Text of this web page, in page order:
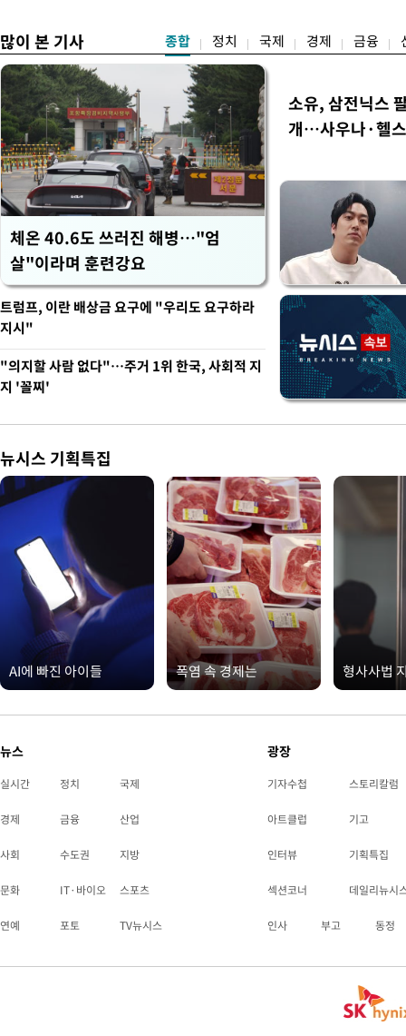
많이 본 기사 종합 정치 국제 경제 금융
체온 40.6도 쓰러진 해병…"엄
살"이라며 훈련강요
소유, 삼전닉스
개…사우나·헬
트럼프, 이란 배상금 요구에 "우리도 요구하라
지시"
"의지할 사람 없다"…주거 1위 한국, 사회적 지
지 '꼴찌'
뉴시스 기획특집
AI에 빠진 아이들 폭염 속 경제는 형사사법
뉴스
실시간 정치 국제
경제 금융 산업
사회 수도권 지방
문화 IT·바이오 스포츠
연예 포토 TV뉴시스
광장
기자수첩 스토리칼럼
아트클럽 기고
인터뷰 기획특집
섹션코너 데일리뉴시
인사 부고 동정